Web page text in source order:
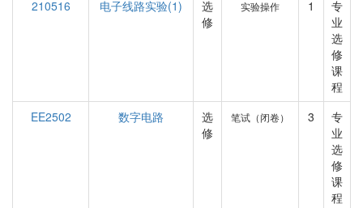
210516
电子线路实验(1)
选
修
实验操作 1
专
业
选
修
课
程
EE2502
数字电路
选
修
笔试（闭卷） 3
专
业
选
修
课
程